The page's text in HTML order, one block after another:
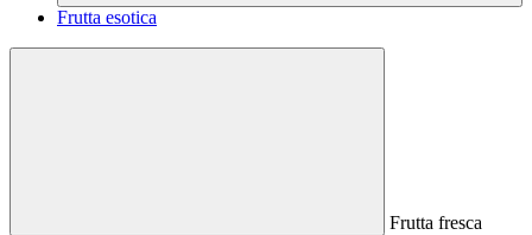
Frutta esotica
Frutta fresca